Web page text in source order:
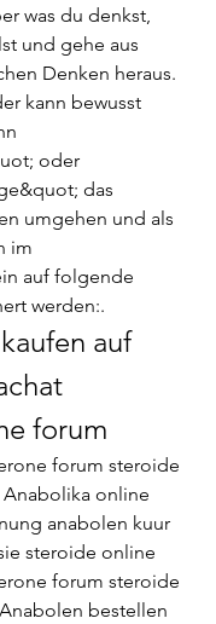
was du denkst,
und gehe aus
Denken heraus.
kann bewusst
oder
das
umgehen und als
im
auf folgende
werden:.
auf
forum
forum steroide
online
anabolen kuur
steroide online
forum steroide
bestellen